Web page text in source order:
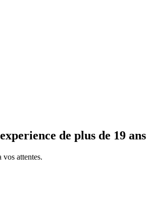
de plus de 19 ans
vos attentes.